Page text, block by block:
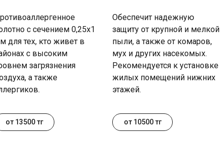
с сечением 0,25х1
для тех, кто живет в
с высоким
загрязнения
а также
Обеспечит надежную
защиту от крупной и мелкой
пыли, а также от комаров,
мух и других насекомых.
Рекомендуется к установке
жилых помещений нижних
этажей.
от 13500 тг от 10500 тг